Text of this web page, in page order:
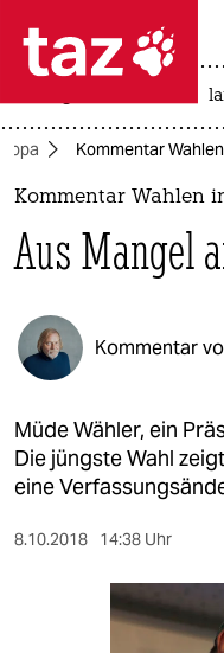
 taz
politik
öko
gesellschaft
kultur
sport
berlin
Kommentar
Kommentar Wahlen
Aus Mangel
Kommentar
Müde Wähler, ein
Die jüngste Wahl
eine
8.10.2018 14:38 Uhr